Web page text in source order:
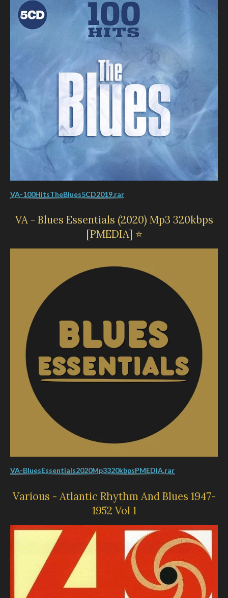
VA-100HitsTheBlues5CD2019.rar
VA - Blues Essentials (2020) Mp3 320kbps
[PMEDIA] ⭐️
VA-BluesEssentials2020Mp3320kbpsPMEDIA.rar
Various - Atlantic Rhythm And Blues 1947-
1952 Vol 1